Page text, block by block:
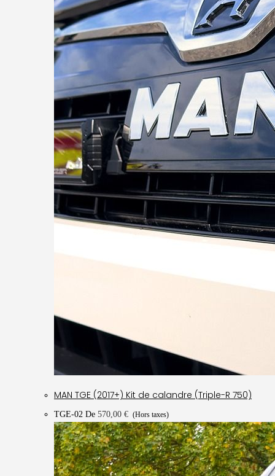
MAN TGE (2017+) Kit de calandre (Triple-R 750)
TGE-02 De 570,00 € (Hors taxes)